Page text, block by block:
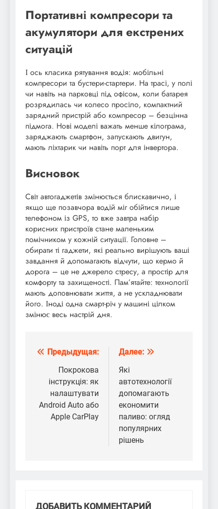
Портативні компресори та
акумулятори для екстрених
ситуацій
І ось класика рятування водія: мобільні
компресори та бустери-стартери. На трасі, у полі
чи навіть на парковці під офісом, коли батарея
розрядилась чи колесо просіло, компактний
зарядний пристрій або компресор – безцінна
підмога. Нові моделі важать менше кілограма,
заряджають смартфон, запускають двигун,
мають ліхтарик чи навіть порт для інвертора.
Висновок
Світ автогаджетів змінюється блискавично, і
якщо ще позавчора водій міг обійтися лише
телефоном із GPS, то вже завтра набір
корисних пристроїв стане маленьким
помічником у кожній ситуації. Головне –
обирати ті гаджети, які реально вирішують ваші
завдання й допомагають відчути, що кермо й
дорога – це не джерело стресу, а простір для
комфорту та захищеності. Пам’ятайте: технології
мають доповнювати життя, а не ускладнювати
його. Іноді одна смарт-річ у машині цілком
змінює весь настрій дня.
Навигация
записям
Предыдущая:
Покрокова
інструкція: як
налаштувати
Android Auto або
Apple CarPlay
Далее:
Які
автотехнології
допомагають
економити
паливо: огляд
популярних
рішень
ДОБАВИТЬ КОММЕНТАРИЙ